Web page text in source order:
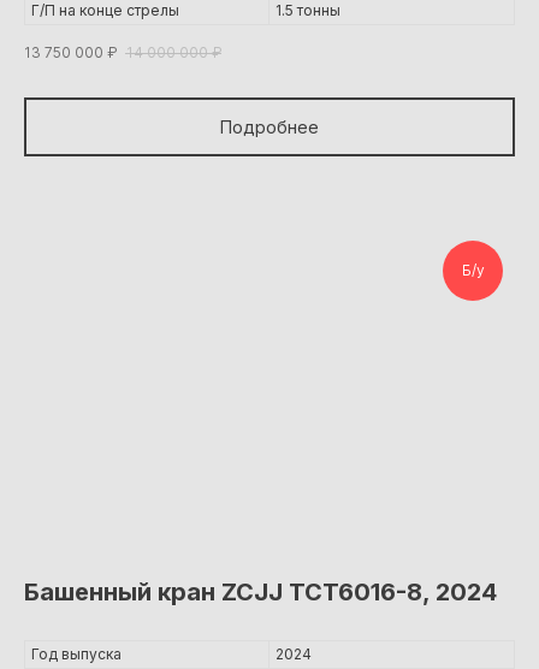
Г/П на конце стрелы
1.5 тонны
13 750 000 ₽ 14 000 000 ₽
Подробнее
Б/у
Башенный кран ZCJJ TCT6016-8, 2024
Год выпуска
2024